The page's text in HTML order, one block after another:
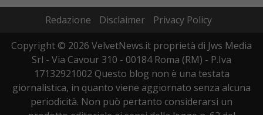
Redazione Disclaimer
Privacy Policy
Copyright © 2026 VelvetNews.it proprietà di Jws Media
Srl - Via Cavour 310 - 00184 Roma (RM) - P.Iva
17132921002 Questo blog non è una testata
giornalistica, in quanto viene aggiornato senza alcuna
periodicità. Non può pertanto considerarsi un